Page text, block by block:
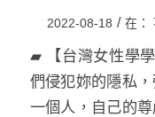
2022-08-18 / 在：
▰ 【台灣女性學
們侵犯妳的隱私
一個人，自己的